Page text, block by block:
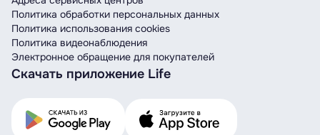
Политика обработки персональных данных
Политика использования cookies
Политика видеонаблюдения
Электронное обращение для покупателей
Скачать приложение Life